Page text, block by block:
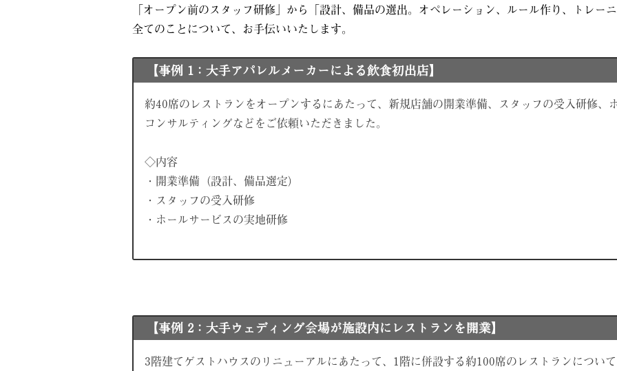
「オープン前のスタッフ研修」から「設計、備品の選出。オペレーション、ルール作り、トレー
全てのことについて、お手伝いいたします。
【事例 1：大手アパレルメーカーによる飲食初出店】
約40席のレストランをオープンするにあたって、新規店舗の開業準備、スタッフの受入研修、
コンサルティングなどをご依頼いただきました。
◇内容
・開業準備（設計、備品選定）
・スタッフの受入研修
・ホールサービスの実地研修
【事例 2：大手ウェディング会場が施設内にレストランを開業】
3階建てゲストハウスのリニューアルにあたって、1階に併設する約100席のレストランについ